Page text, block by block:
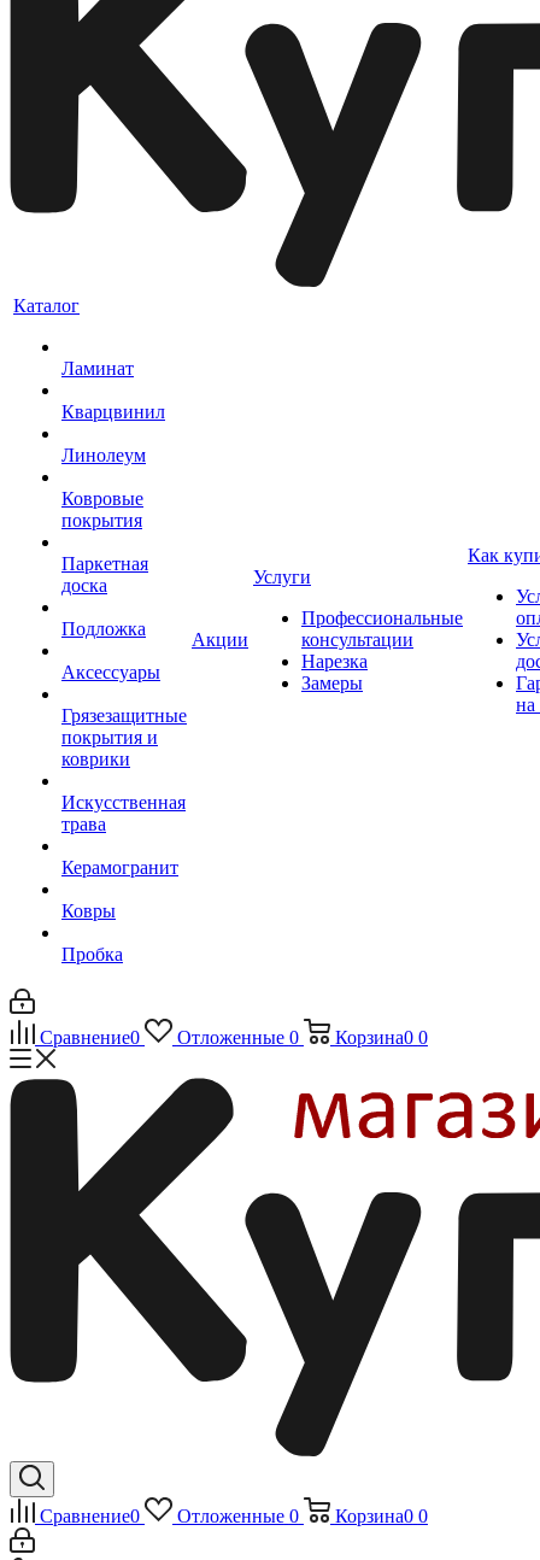
Каталог
Ламинат
Кварцвинил
Линолеум
Ковровые
покрытия
Паркетная
доска
Подложка
Аксессуары
Грязезащитные
покрытия и
коврики
Искусственная
трава
Керамогранит
Ковры
Пробка
Акции
Услуги
Профессиональные
консультации
Нарезка
Замеры
Как
на
Сравнение0 Отложенные 0 Корзина0 0
Сравнение0 Отложенные 0 Корзина0 0